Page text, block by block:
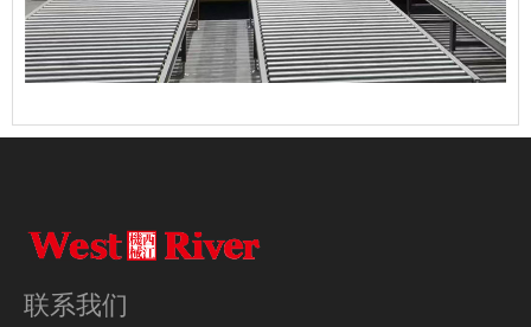
联系我们